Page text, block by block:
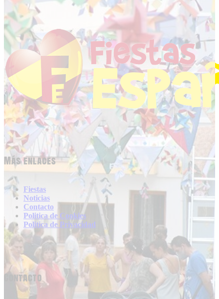
Más enlaces
Fiestas
Noticias
Contacto
Politica de Cookies
Politica de Privacidad
Contacto